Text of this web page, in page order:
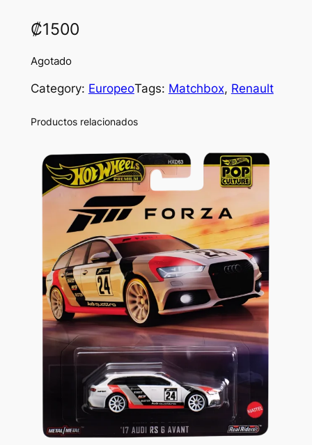
₡1500
Agotado
Category: EuropeoTags: Matchbox, Renault
Productos relacionados